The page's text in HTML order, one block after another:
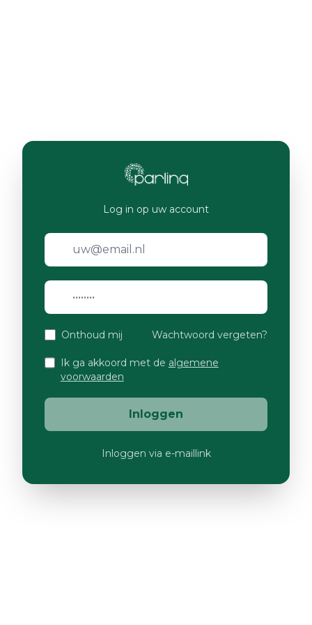
Log in op uw account
Onthoud mij Wachtwoord vergeten?
Ik ga akkoord met de algemene
voorwaarden
Inloggen
Inloggen via e-maillink